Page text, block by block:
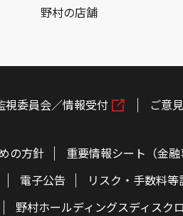
野村の店舗
視委員会／情報受付 ご意
の方針 重要情報シート（金融
電子公告 リスク・手数料
野村ホールディングスディスク